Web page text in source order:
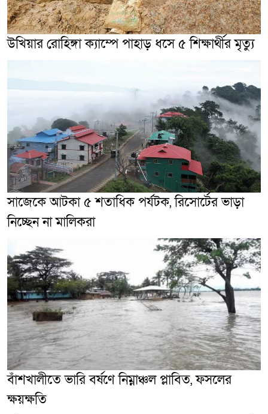
উখিয়ার রোহিঙ্গা ক্যাম্পে পাহাড় ধসে ৫ শিক্ষার্থীর মৃত্যু
সাজেকে আটকা ৫ শতাধিক পর্যটক, রিসোর্টের ভাড়া
নিচ্ছেন না মালিকরা
বাঁশখালীতে ভারি বর্ষণে নিম্নাঞ্চল প্লাবিত, ফসলের
ক্ষয়ক্ষতি